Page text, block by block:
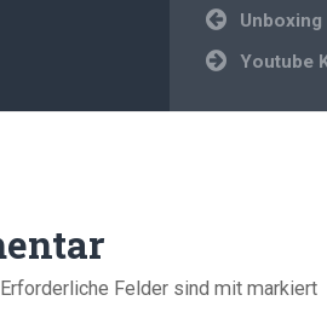
Youtube
Erforderliche Felder sind mitmarkiert